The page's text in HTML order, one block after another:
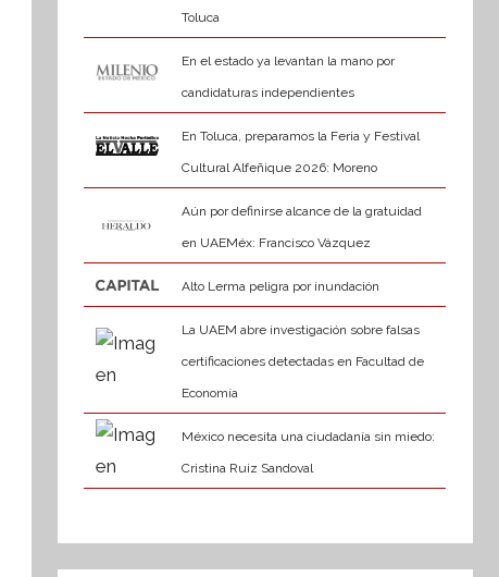
Toluca
En el estado ya levantan la mano por
candidaturas independientes
En Toluca, preparamos la Feria y Festival
Cultural Alfeñique 2026: Moreno
Aún por definirse alcance de la gratuidad
en UAEMéx: Francisco Vázquez
Alto Lerma peligra por inundación
La UAEM abre investigación sobre falsas
certificaciones detectadas en Facultad de
Economía
México necesita una ciudadanía sin miedo:
Cristina Ruiz Sandoval